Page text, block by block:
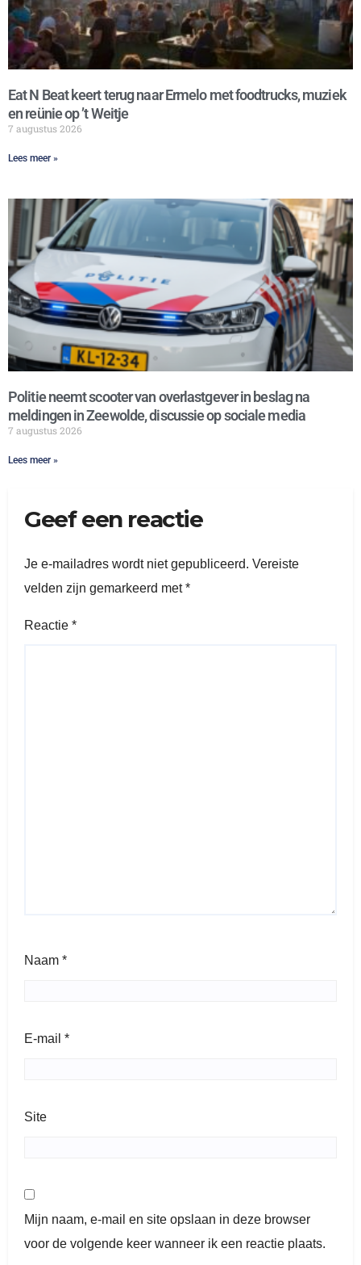
Eat N Beat keert terug naar Ermelo met foodtrucks, muziek
en reünie op ’t Weitje
7 augustus 2026
Lees meer »
Politie neemt scooter van overlastgever in beslag na
meldingen in Zeewolde, discussie op sociale media
7 augustus 2026
Lees meer »
Geef een reactie
Je e-mailadres wordt niet gepubliceerd. Vereiste
velden zijn gemarkeerd met*
Reactie *
Naam *
E-mail *
Site
Mijn naam, e-mail en site opslaan in deze browser
voor de volgende keer wanneer ik een reactie plaats.